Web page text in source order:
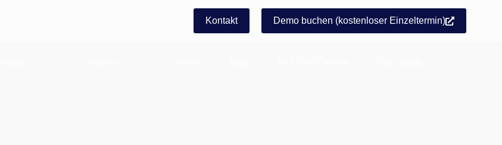
Kontakt Demo buchen (kostenloser Einzeltermin)